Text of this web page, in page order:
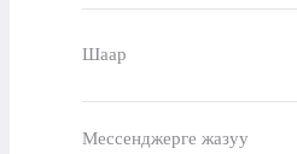
Шаар
Мессенджерге жазуу